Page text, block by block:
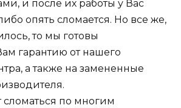
и после их работы у Вас
опять сломается. Но все же,
то мы готовы
гарантию от нашего
а также на замененные
по многим